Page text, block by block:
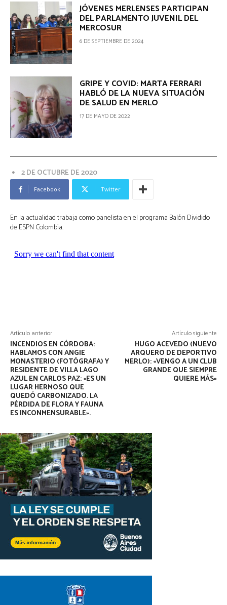
JÓVENES MERLENSES PARTICIPAN
DEL PARLAMENTO JUVENIL DEL
MERCOSUR
6 DE SEPTIEMBRE DE 2024
GRIPE Y COVID: MARTA FERRARI
HABLÓ DE LA NUEVA SITUACIÓN
DE SALUD EN MERLO
17 DE MAYO DE 2022